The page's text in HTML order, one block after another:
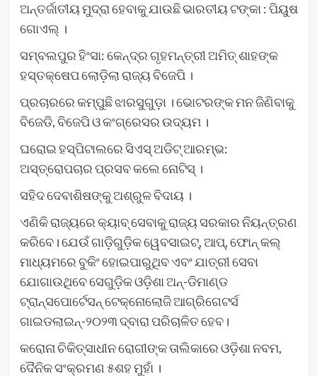
ଅନ୍ତର୍ଜାତୀୟ ମୁଦ୍ରା ହେବାକୁ ଯାଉଛି ଭାରତୀୟ ଟଙ୍କା : ପିୟୁଷ
ଗୋଏଲ୍ ।
ସମ୍ବଲପୁର ହିଂସା: କେନ୍ଦ୍ର ଗୃହମନ୍ତ୍ରୀ ଅମିତ୍ ଶାହଙ୍କ
ହସ୍ତକ୍ଷେପ ଲୋଡ଼ିଲା ରାଜ୍ୟ ବିଜେପି ।
ପ୍ରଚାରରେ କମ୍ପୁଛି ଝାରସୁଗୁଡ଼ା । ଭୋଟରଙ୍କ ମନ ଜିଣିବାକୁ
ବିଜେଡି, ବିଜେପି ଓ କଂଗ୍ରେସର ଉଦ୍ୟମ ।
ଘରୋଇ ହସ୍ପିଟାଲରେ ସିଏସ୍‌ ଅଡିଟ୍‌ ଆରମ୍ଭ:
ଅସ୍ତ୍ରୋପଚାର ପ୍ରସବ କଲେ ନୋଟିସ୍‌ ।
ସହିଦ ଦେବାଶିଷଙ୍କୁ ଅଶ୍ରୁଳ ବିଦାୟ ।
ଏଣିକି ରାଜ୍ୟରେ କ୍ୟାବ୍‌ ସେବାକୁ ରାଜ୍ୟ ସରକାର ନିୟନ୍ତ୍ରଣ
କରିବେ। ଯେଉଁ ଗାଡ଼ିଗୁଡ଼ିକ ୱେବସାଇଟ୍, ଆପ୍, ଫୋନ୍‌ କଲ୍‌
ମାଧ୍ୟମରେ ବୁକିଂ ହୋଇପାରୁଥିବ ଏବଂ ଯାତ୍ରୀ ସେବା
ଯୋଗାଉଥିବେ ସେଗୁଡ଼ିକ ଓଡ଼ିଶା ଅନ୍‌-ଡିମାଣ୍ଡ
ଟ୍ରାନ୍ସପୋର୍ଟେସନ୍ ଟେକ୍ନୋଲୋଜି ଆଗ୍ରିଗେଟର୍ସ
ଗାଇଡଲାଇନ୍-୨୦୨୩ ଦ୍ବାରା ପରିଚାଳିତ ହେବ।
କରୋନା ଚିକିତ୍ସାଧୀନ ରୋଗୀଙ୍କ ତାଲିକାରେ ଓଡ଼ିଶା ନବମ,
ଦୈନିକ ସଂକ୍ରମଣ ୫ଶହ ମୁହାଁ ।